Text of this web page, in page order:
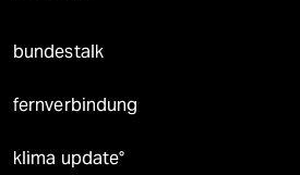
bundestalk
fernverbindung
klima update°